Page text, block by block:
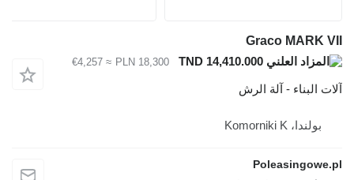
Graco MARK VII
PLN 18,300
≈ €4,257
آلات البناء - آلة الرش
بولندا، Komorniki K
Poleasingowe.pl